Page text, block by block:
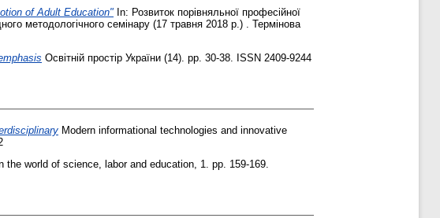
of Adult Education" In: Розвиток порівняльної професійної
методологічного семінару (17 травня 2018 р.) . Термінова
Освітній простір України (14). pp. 30-38. ISSN 2409-9244
Modern informational technologies and innovative
the world of science, labor and education, 1. pp. 159-169.